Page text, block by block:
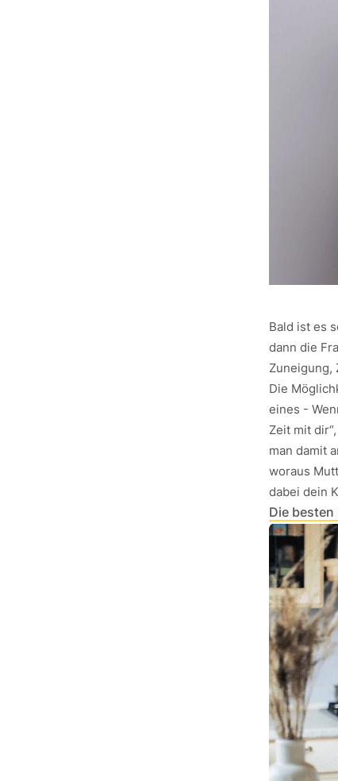
Bald ist es
dann die
Zuneigung,
Die
eines -
Zeit mit
man damit
woraus
dabei dein
Die